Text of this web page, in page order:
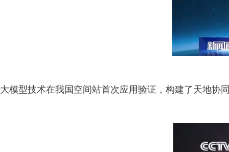
大模型技术在我国空间站首次应用验证，构建了天地协